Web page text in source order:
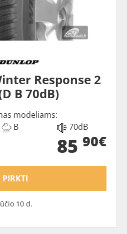
Response 2
B 70dB)
modeliams:
B 70dB
85 90€
PIRKTI
10 d.